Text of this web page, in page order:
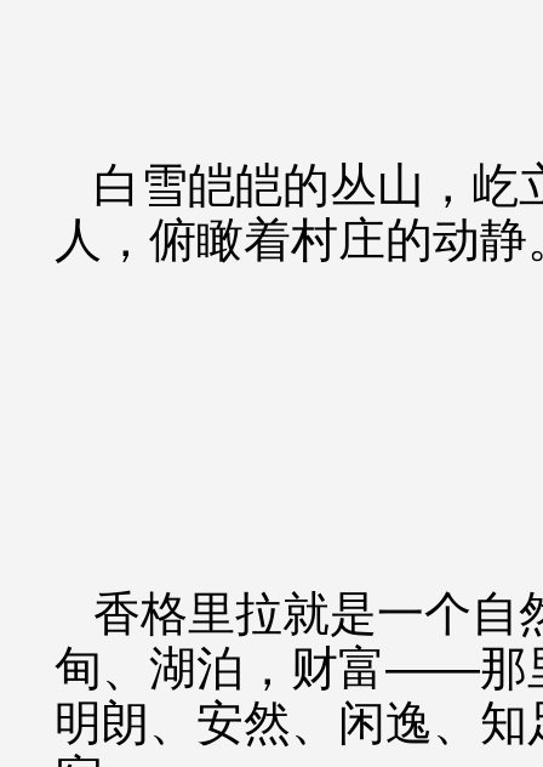
白雪皑皑的丛山，屹
人，俯瞰着村庄的动静
香格里拉就是一个
甸、湖泊，财富——那
明朗、安然、闲逸、